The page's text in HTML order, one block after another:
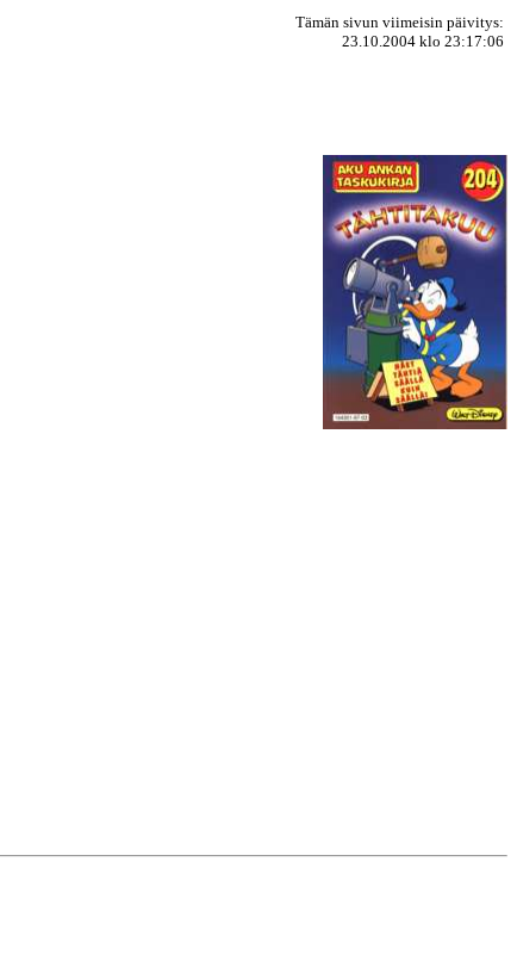
Tämän sivun viimeisin päivitys:
23.10.2004 klo 23:17:06